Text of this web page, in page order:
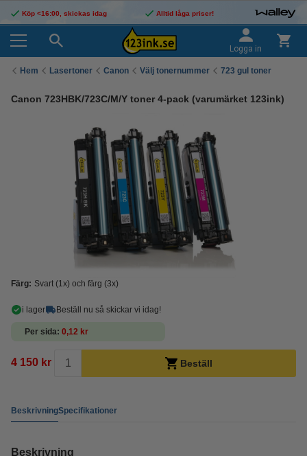
Köp <16:00, skickas idag Alltid låga priser!
Logga in
Hem Lasertoner Canon Välj tonernummer 723 gul toner
Canon 723HBK/723C/M/Y toner 4-pack (varumärket 123ink)
Färg: Svart (1x) och färg (3x)
i lager Beställ nu så skickar vi idag!
Per sida 0,12 kr
4 150 kr Beställ
BeskrivningSpecifikationer
Beskrivning